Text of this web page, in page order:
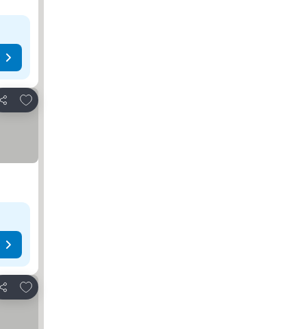
Κοινοποίηση
Προσθήκη στα αγαπημένα
Κοινοποίηση
Προσθήκη στα αγαπημένα